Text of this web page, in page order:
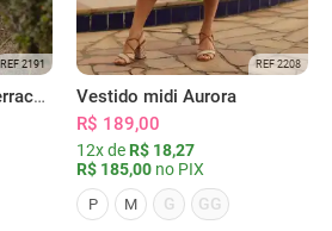
REF 2191
Vestido midi Fátima terracota
REF 2208
Vestido midi Aurora
R$ 189,00
12x de R$ 18,27
R$ 185,00 no PIX
P M G GG